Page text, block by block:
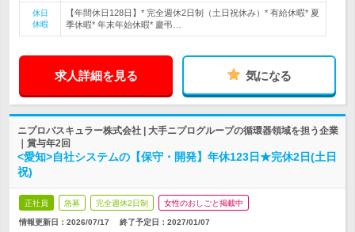
休日
休暇
【年間休日128日】* 完全週休2日制（土日祝休み）* 有給休暇* 夏
季休暇* 年末年始休暇* 慶弔…
求人詳細を見る 気になる
ニプロバスキュラー株式会社 | 大手ニプログループの循環器領域を担う企業
｜賞与年2回
<愛知>自社システムの【保守・開発】年休123日★完休2日(土日
祝)
正社員 急募 完全週休2日制 女性のおしごと掲載中
情報更新日：2026/07/17 終了予定日： 2027/01/07